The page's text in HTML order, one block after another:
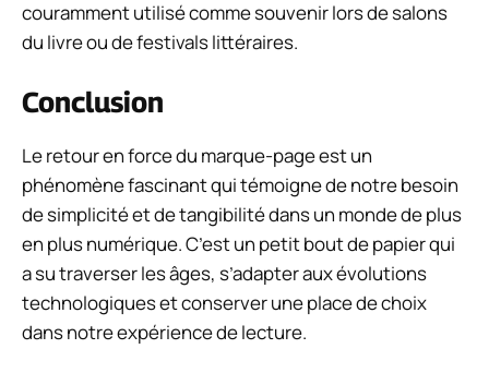
couramment utilisé comme souvenir lors de salons
du livre ou de festivals littéraires.
Conclusion
Le retour en force du marque-page est un
phénomène fascinant qui témoigne de notre besoin
de simplicité et de tangibilité dans un monde de plus
en plus numérique. C’est un petit bout de papier qui
a su traverser les âges, s’adapter aux évolutions
technologiques et conserver une place de choix
dans notre expérience de lecture.